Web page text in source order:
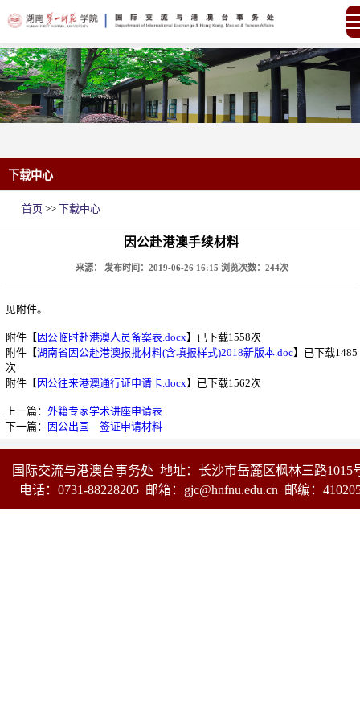
下载中心
首页>> 下载中心
因公赴港澳手续材料
来源： 发布时间：2019-06-26 16:15 浏览次数： 244次
见附件。
附件【 因公临时赴港澳人员备案表.docx】已下载1558次
附件【湖南省因公赴港澳报批材料(含填报样式)2018新版本.doc】已下载1485
次
附件【 因公往来港澳通行证申请卡.docx】已下载1562次
上一篇： 外籍专家学术讲座申请表
下一篇：
因公出国—签证申请材料
国际交流与港澳台事务处 地址：长沙市岳麓区枫林三路1015
电话：0731-88228205 邮箱：gjc@hnfnu.edu.cn 邮编：